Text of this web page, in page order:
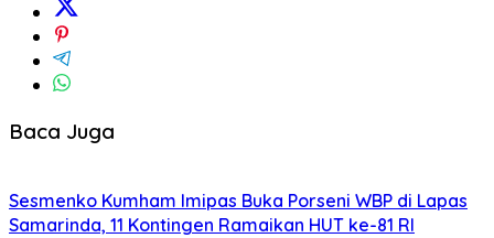
Baca Juga
Sesmenko Kumham Imipas Buka Porseni WBP di Lapas
Samarinda, 11 Kontingen Ramaikan HUT ke-81 RI